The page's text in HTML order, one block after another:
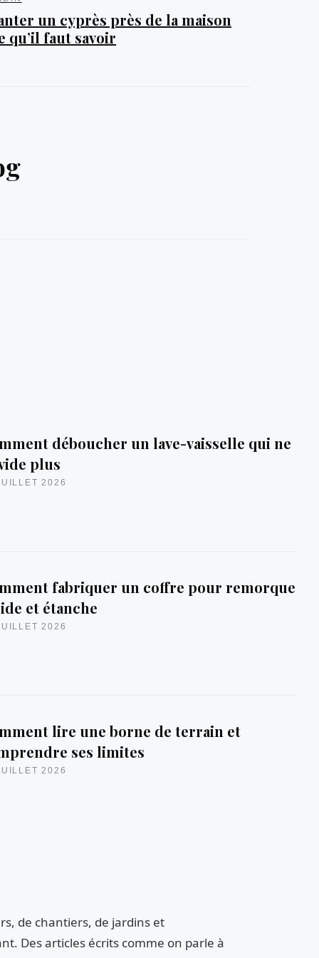
un cyprès près de la maison
qu’il faut savoir
déboucher un lave-vaisselle qui ne
plus
2026
fabriquer un coffre pour remorque
et étanche
2026
lire une borne de terrain et
ses limites
2026
de chantiers, de jardins et
Des articles écrits comme on parle à